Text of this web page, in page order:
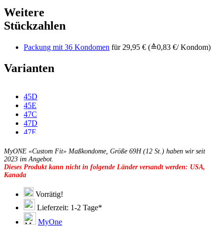
Weitere
Stückzahlen
Packung mit 36 Kondomen für 29,95 € (≙0,83 €/ Kondom)
Varianten
45D
45E
47C
47D
47E
49C
49D
49E
49F
49G
51C
51D
51E
51F
MyONE «Custom Fit» Maßkondome, Größe 69H (12 St.) haben wir seit
2023 im Angebot.
Dieses Produkt kann nicht in folgende Länder versandt werden: USA,
Kanada
Vorrätig!
Lieferzeit: 1-2 Tage*
MyOne